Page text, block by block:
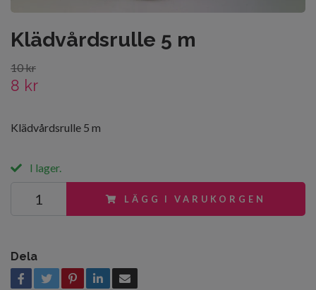
Klädvårdsrulle 5 m
10 kr
8 kr
Klädvårdsrulle 5 m
I lager.
LÄGG I VARUKORGEN
Dela